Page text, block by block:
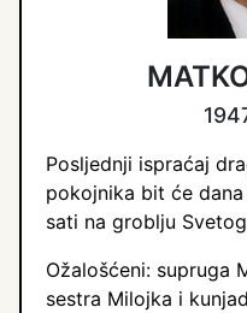
Posljednji ispraćaj
pokojnika bit će
sati na groblju
Ožalošćeni: supruga
sestra Milojka i